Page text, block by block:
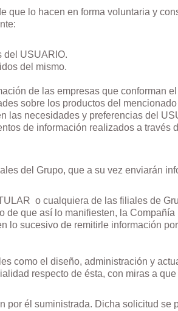
que lo hacen en forma voluntaria y
del USUARIO.
del mismo.
de las empresas que conforman
sobre los productos del mencionado
las necesidades y preferencias del
de información realizados a través
del Grupo, que a su vez enviarán
o cualquiera de las filiales de
de que así lo manifiesten, la
lo sucesivo de remitirle información
como el diseño, administración y
respecto de ésta, con miras a
él suministrada. Dicha solicitud se